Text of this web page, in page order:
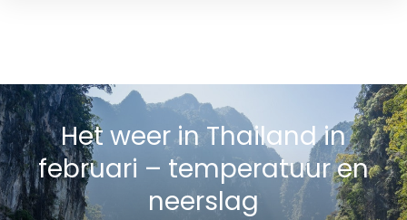
Het weer in Thailand in
februari – temperatuur en
neerslag